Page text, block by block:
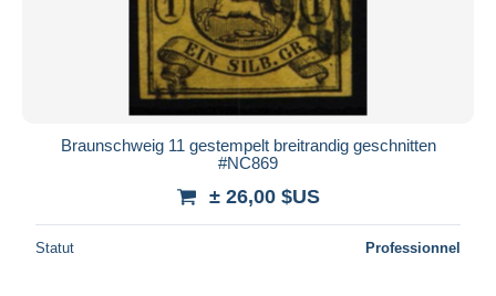
Braunschweig 11 gestempelt breitrandig geschnitten
#NC869
± 26,00 $US
Statut Professionnel